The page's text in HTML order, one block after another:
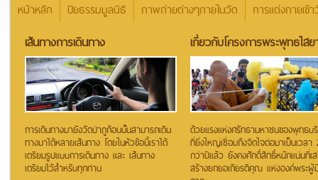
หน้าหลัก ปิยธรรมมูลนิธิ ภาพถ่ายต่างๆภายในวัด การแต่งกายเข้
เส้นทางการเดินทาง
การเดินทางมายังวัดป่าภูก้อนนั้นสามารถเดิน
ทางมาได้หลายเส้นทาง โดยในหัวข้อนี้เราได้
เตรียมรูปแบบการเดินทาง และ เส้นทาง
เตรียมไว้สำหรับทุกท่าน
เกี่ยวกับโครงการพระพุทธไส
ด้วยแรงแห่งศรัทธามหาชนของพุทธบ
ที่ยิ่งใหญ่เชื่อมถึงจิตใจต่อมาเป็นเวลา
กว่าปีแล้ว ยังคงศักดิ์สิทธิ์หนักแน่นที่เ
สร้างยกยอเกียรติคุณ แห่งองค์พระผู้